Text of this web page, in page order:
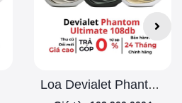
Loa Devialet Phantom Ultimate 108db